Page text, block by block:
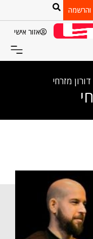
אזור אישי
דורון מזרחי